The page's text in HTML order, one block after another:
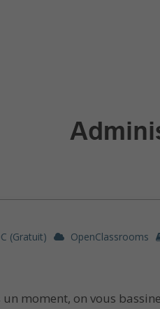
(gratuit) OpenClassrooms
un moment, on vous